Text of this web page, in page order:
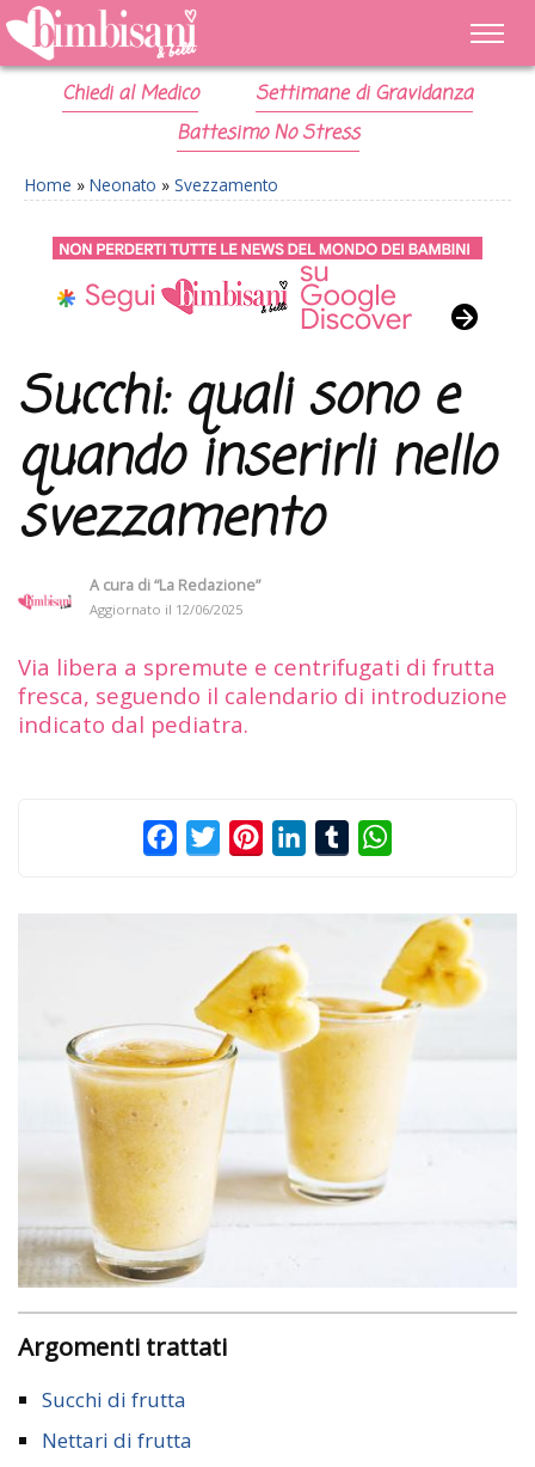
Chiedi al Medico
Settimane di Gravidanza
Battesimo No Stress
Home » Neonato » Svezzamento
Succhi: quali sono e
quando inserirli nello
svezzamento
A cura di“La Redazione”
Aggiornato il 12/06/2025
Via libera a spremute e centrifugati di frutta
fresca, seguendo il calendario di introduzione
indicato dal pediatra.
FacebookTwitterPinterestLinkedInTumblr
Argomenti trattati
Succhi di frutta
Nettari di frutta